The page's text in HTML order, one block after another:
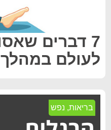
7 דברים
לעולם במהלך
בריאות, נפש